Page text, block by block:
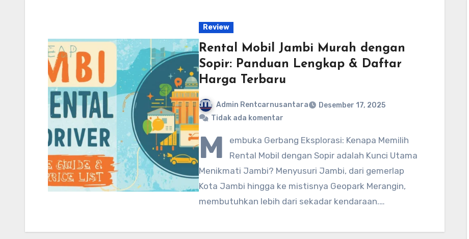
Review
Rental Mobil Jambi Murah dengan
Sopir: Panduan Lengkap & Daftar
Harga Terbaru
Admin Rentcarnusantara
Desember 17, 2025
Tidak ada komentar
M
embuka Gerbang Eksplorasi: Kenapa Memilih
Rental Mobil dengan Sopir adalah Kunci Utama
Menikmati Jambi? Menyusuri Jambi, dari gemerlap
Kota Jambi hingga ke mistisnya Geopark Merangin,
membutuhkan lebih dari sekadar kendaraan.…